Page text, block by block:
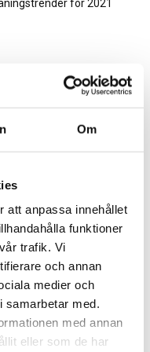
Om
att anpassa innehållet
funktioner
trafik. Vi
och annan
medier och
samarbetar med.
med annan
eller som de har
för 2021
också trött på meningslös
på SATS bildar